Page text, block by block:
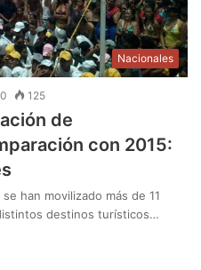
Nacionales
0 125
de
con 2015:
han movilizado más de 11
destinos turísticos…